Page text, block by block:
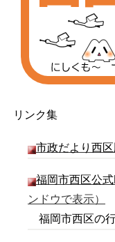
リンク集
市政だより西区
福岡市西区公
ンドウで表示）
福岡市西区の行